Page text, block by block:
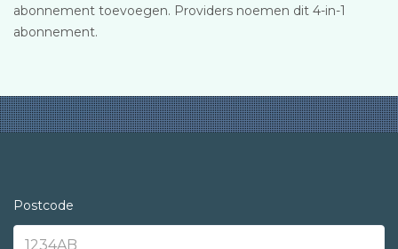
abonnement toevoegen. Providers noemen dit 4-in-1
abonnement.
Postcode